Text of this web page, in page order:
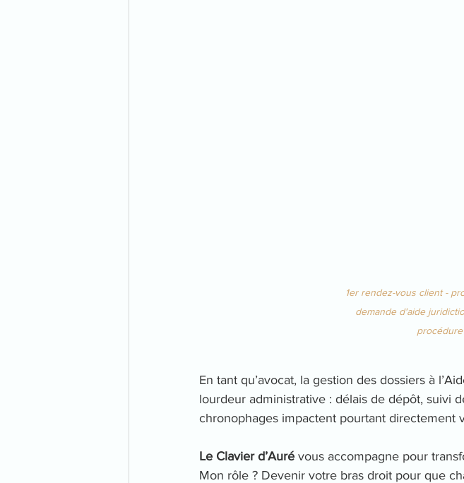
1er rendez-vous client -
demande d'aide
En tant qu’avocat, la gestion des dossiers à
lourdeur administrative : délais de dépôt, suivi
chronophages impactent pourtant directement
Le Clavier d’Auré vous accompagne pour
Mon rôle ? Devenir votre bras droit pour que